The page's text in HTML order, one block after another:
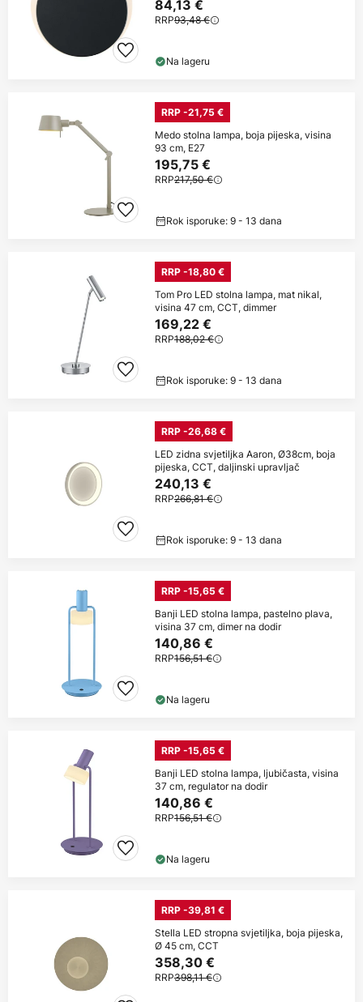
84,13 €
RRP93,48 €
Na lageru
RRP -21,75 €
Medo stolna lampa, boja pijeska, visina
93 cm, E27
195,75 €
RRP217,50 €
Rok isporuke: 9 - 13 dana
RRP -18,80 €
Tom Pro LED stolna lampa, mat nikal,
visina 47 cm, CCT, dimmer
169,22 €
RRP188,02 €
Rok isporuke: 9 - 13 dana
RRP -26,68 €
LED zidna svjetiljka Aaron, Ø38cm, boja
pijeska, CCT, daljinski upravljač
240,13 €
RRP266,81 €
Rok isporuke: 9 - 13 dana
RRP -15,65 €
Banji LED stolna lampa, pastelno plava,
visina 37 cm, dimer na dodir
140,86 €
RRP156,51 €
Na lageru
RRP -15,65 €
Banji LED stolna lampa, ljubičasta, visina
37 cm, regulator na dodir
140,86 €
RRP156,51 €
Na lageru
RRP -39,81 €
Stella LED stropna svjetiljka, boja pijeska,
Ø 45 cm, CCT
358,30 €
RRP398,11 €